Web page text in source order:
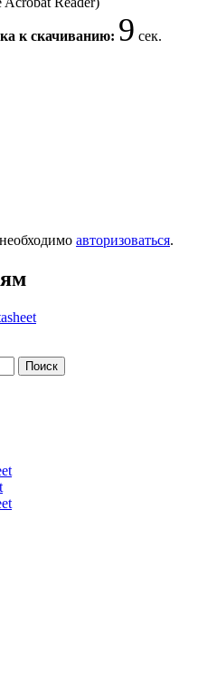
к скачиванию: 9 сек.
авторизоваться.